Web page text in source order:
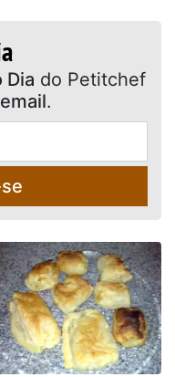
Dia do Petitchef
.